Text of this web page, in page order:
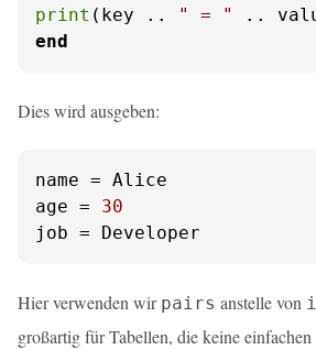
print (key .. " = "
end
Dies wird ausgeben:
name
age = 30
job = Developer
Hier verwenden wir pairs anstelle von
großartig für Tabellen, die keine